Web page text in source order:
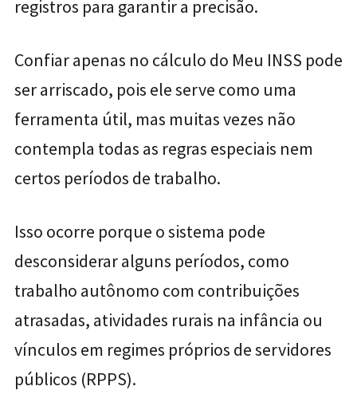
registros para garantir a precisão.
Confiar apenas no cálculo do Meu INSS pode
ser arriscado, pois ele serve como uma
ferramenta útil, mas muitas vezes não
contempla todas as regras especiais nem
certos períodos de trabalho.
Isso ocorre porque o sistema pode
desconsiderar alguns períodos, como
trabalho autônomo com contribuições
atrasadas, atividades rurais na infância ou
vínculos em regimes próprios de servidores
públicos (RPPS).